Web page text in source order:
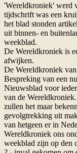
'Wereldkroniek' werd
tijdschrift was een
het blad stonden
uit binnen- en
weekblad.
De Wereldkroniek is
afwijken.
De Wereldkroniek
Bespreking van een
Nieuwsblad voor
van de
zullen het maar
gevolgtrekking uit
van hetgeen er in
Wereldkroniek ons
weekblad zijn op den